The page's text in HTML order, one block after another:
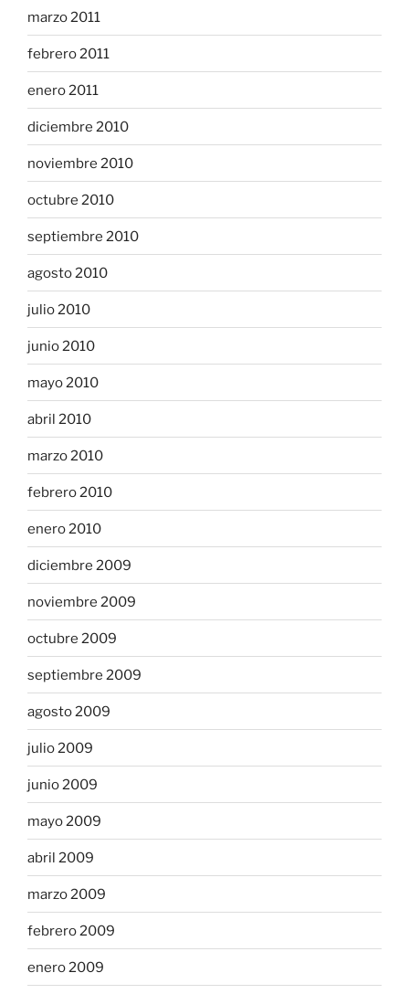
marzo 2011
febrero 2011
enero 2011
diciembre 2010
noviembre 2010
octubre 2010
septiembre 2010
agosto 2010
julio 2010
junio 2010
mayo 2010
abril 2010
marzo 2010
febrero 2010
enero 2010
diciembre 2009
noviembre 2009
octubre 2009
septiembre 2009
agosto 2009
julio 2009
junio 2009
mayo 2009
abril 2009
marzo 2009
febrero 2009
enero 2009